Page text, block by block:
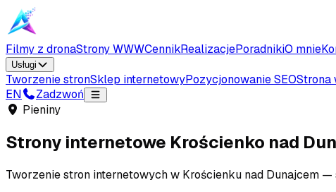
Filmy z dronaStrony WWWCennikRealizacjePoradnikiO mnie
Usługi
Tworzenie stronSklep internetowyPozycjonowanie SEOStrona
EN
Zadzwoń
Pieniny
Strony internetowe Krościenko nad
Tworzenie stron internetowych w Krościenku nad Dunajcem